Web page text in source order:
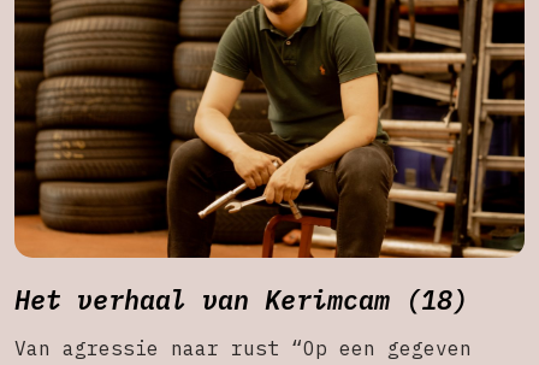
Het verhaal van Kerimcam (18)
Van agressie naar rust “Op een gegeven